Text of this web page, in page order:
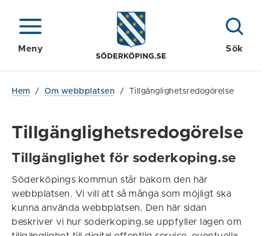
Meny Sök
Hem / Om webbplatsen / Tillgänglighetsredogörelse
Tillgänglighetsredogörelse
Tillgänglighet för soderkoping.se
Söderköpings kommun står bakom den här
webbplatsen. Vi vill att så många som möjligt ska
kunna använda webbplatsen. Den här sidan
beskriver vi hur soderkoping.se uppfyller lagen om